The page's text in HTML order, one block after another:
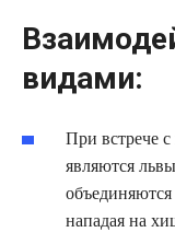
видами:
При встрече
являются
нападая на